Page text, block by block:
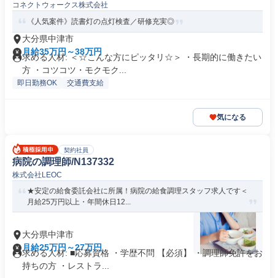
コネクトウォークス株式会社
《人気案件》読書灯の点灯検査／研修充実◎
大分県中津市
月給35万円～38万円
求める人材: ＜☆こんな方にピッタリ☆＞ ・長期的に働きたい
方 ・コツコツ・モクモク...
即日勤務OK 交通費支給
気になる
契約社員
病院の調理師/N137332
株式会社LEOC
★安定の給食委託会社に所属！病院の給食調理スタッフ求人です＜
月給25万円以上・年間休日12...
大分県中津市
月給25万円～27万円
求める人材: ■応募資格 ・学歴不問 【必須】 ・調理師免許をお
持ちの方 ・レストラ...